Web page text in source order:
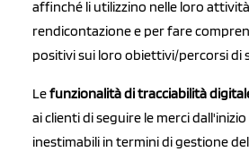
affinché li utilizzino nelle loro
rendicontazione e per fare
positivi sui loro obiettivi/percorsi di
Lefunzionalità di tracciabilità
ai clienti di seguire le merci
inestimabili in termini di gestione